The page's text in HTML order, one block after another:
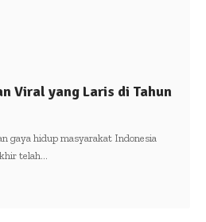
Viral yang Laris di Tahun
gaya hidup masyarakat Indonesia
telah…